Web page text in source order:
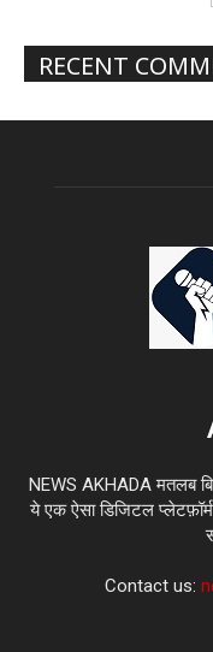
RECENT
NEWS AKHADA मतलब
ये एक ऐसा डिजिटल
Contact us: